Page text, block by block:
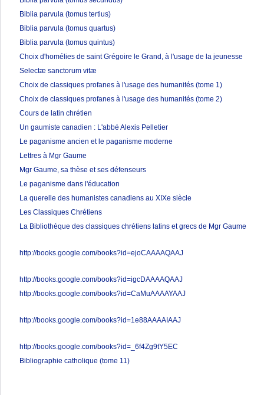
Biblia parvula (tomus tertius)
Biblia parvula (tomus quartus)
Biblia parvula (tomus quintus)
Choix d'homélies de saint Grégoire le Grand, à l'usage de la jeunesse
Selectæ sanctorum vitæ
Choix de classiques profanes à l'usage des humanités (tome 1)
Choix de classiques profanes à l'usage des humanités (tome 2)
Cours de latin chrétien
Un gaumiste canadien : L'abbé Alexis Pelletier
Le paganisme ancien et le paganisme moderne
Lettres à Mgr Gaume
Mgr Gaume, sa thèse et ses défenseurs
Le paganisme dans l'éducation
La querelle des humanistes canadiens au XIXe siècle
Les Classiques Chrétiens
La Bibliothèque des classiques chrétiens latins et grecs de Mgr Gaume
http://books.google.com/books?id=ejoCAAAAQAAJ
http://books.google.com/books?id=igcDAAAAQAAJ
http://books.google.com/books?id=CaMuAAAAYAAJ
http://books.google.com/books?id=1e88AAAAIAAJ
http://books.google.com/books?id=_6f4Zg9tY5EC
Bibliographie catholique (tome 11)